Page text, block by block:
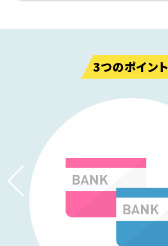
3つのポイント